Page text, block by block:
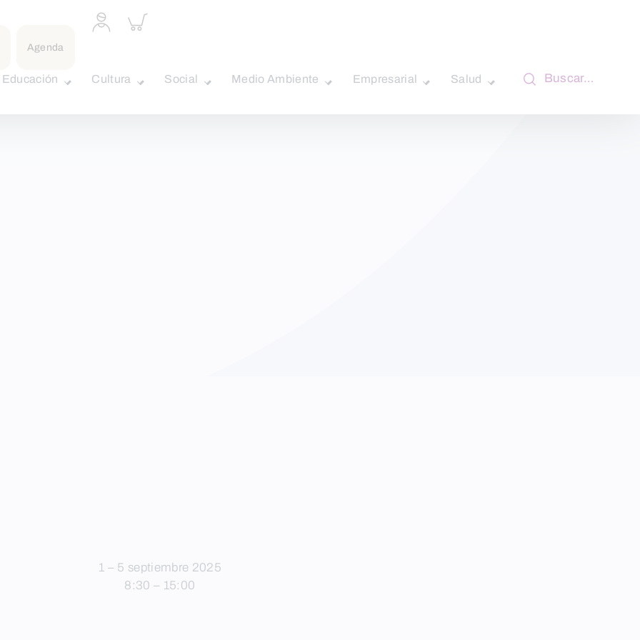
Agenda
Acceder
a
Inspeccionar
carrito
Educación Cultura Social Medio Ambiente Empresarial Salud Buscar…
1 – 5 septiembre 2025
8:30 – 15:00